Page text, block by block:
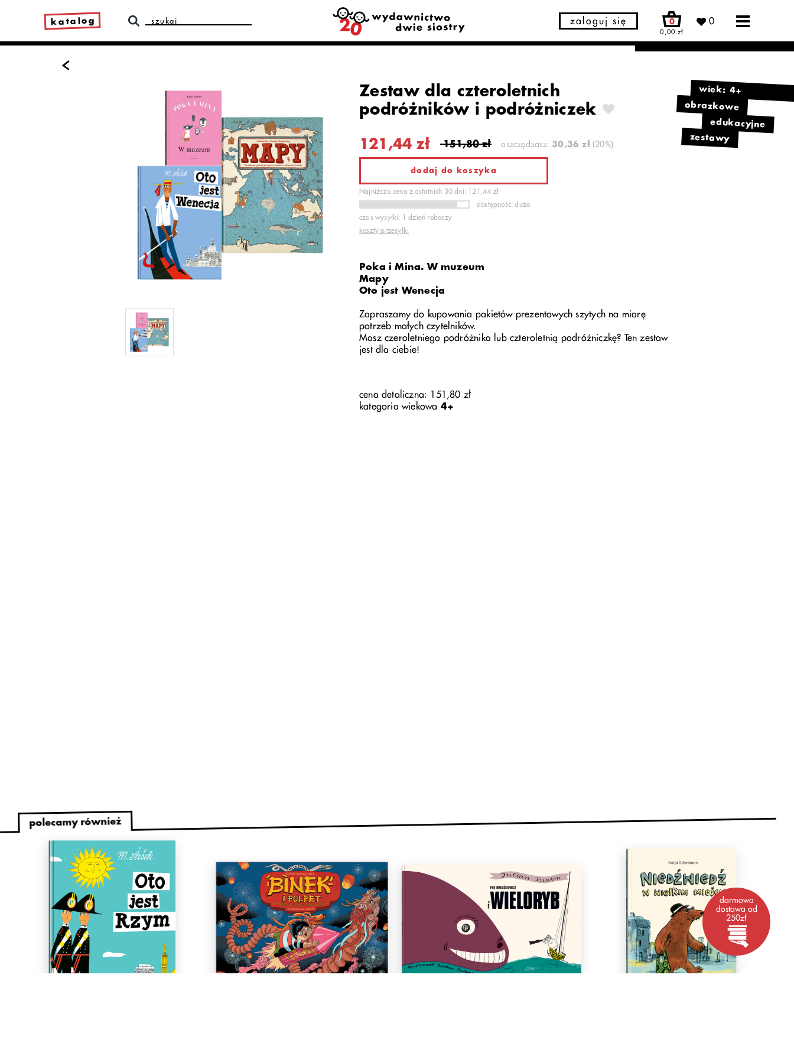
katalog zaloguj się 0
0,00 zł
0
Zestaw dla czteroletnich
podróżników i podróżniczek
121,44 zł 151,80 zł oszczędzasz:30,36 zł(20%)
dodaj do koszyka
Najniższa cena z ostatnich 30 dni: 121,44 zł
dostępność: dużo
czas wysyłki: 1 dzień roboczy
koszty przesyłki
Poka i Mina. W muzeum
Mapy
Oto jest Wenecja
Zapraszamy do kupowania pakietów prezentowych szytych na miarę
potrzeb małych czytelników.
Masz czeroletniego podróżnika lub czteroletnią podróżniczkę? Ten zestaw
jest dla ciebie!
cena detaliczna: 151,80 zł
kategoria wiekowa 4+
wiek: 4+
obrazkowe
edukacyjne
zestawy
polecamy również
darmowa
dostawa od
250zł